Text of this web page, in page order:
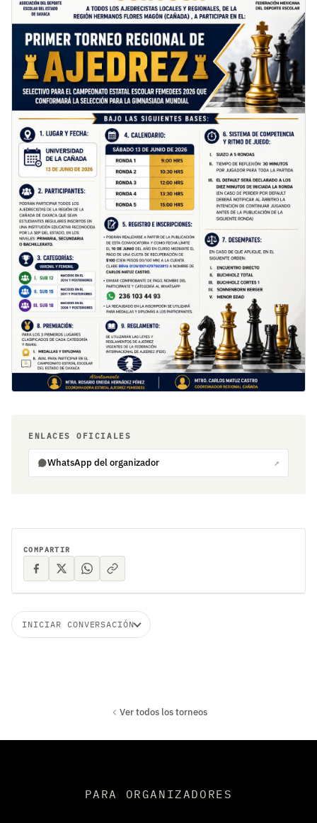
ENLACES OFICIALES
WhatsApp del organizador ↗
INICIAR CONVERSACIÓN
COMPARTIR
Ver todos los torneos
PARA ORGANIZADORES